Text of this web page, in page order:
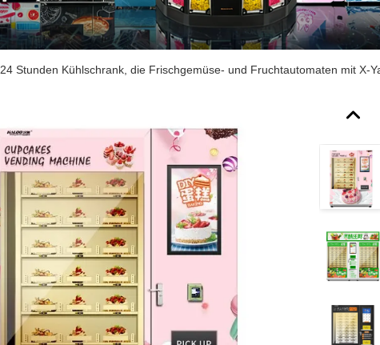
24 Stunden Kühlschrank, die Frischgemüse- und Fruchtautomaten mit X-